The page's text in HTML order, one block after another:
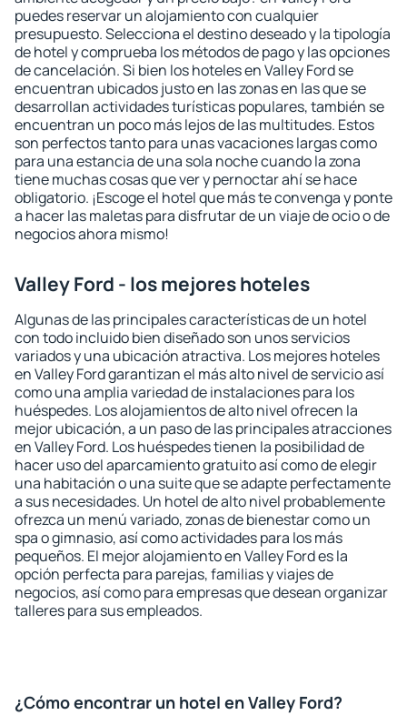
puedes reservar un alojamiento con cualquier
presupuesto. Selecciona el destino deseado y la tipología
de hotel y comprueba los métodos de pago y las opciones
de cancelación. Si bien los hoteles en Valley Ford se
encuentran ubicados justo en las zonas en las que se
desarrollan actividades turísticas populares, también se
encuentran un poco más lejos de las multitudes. Estos
son perfectos tanto para unas vacaciones largas como
para una estancia de una sola noche cuando la zona
tiene muchas cosas que ver y pernoctar ahí se hace
obligatorio. ¡Escoge el hotel que más te convenga y ponte
a hacer las maletas para disfrutar de un viaje de ocio o de
negocios ahora mismo!
Valley Ford - los mejores hoteles
Algunas de las principales características de un hotel
con todo incluido bien diseñado son unos servicios
variados y una ubicación atractiva. Los mejores hoteles
en Valley Ford garantizan el más alto nivel de servicio así
como una amplia variedad de instalaciones para los
huéspedes. Los alojamientos de alto nivel ofrecen la
mejor ubicación, a un paso de las principales atracciones
en Valley Ford. Los huéspedes tienen la posibilidad de
hacer uso del aparcamiento gratuito así como de elegir
una habitación o una suite que se adapte perfectamente
a sus necesidades. Un hotel de alto nivel probablemente
ofrezca un menú variado, zonas de bienestar como un
spa o gimnasio, así como actividades para los más
pequeños. El mejor alojamiento en Valley Ford es la
opción perfecta para parejas, familias y viajes de
negocios, así como para empresas que desean organizar
talleres para sus empleados.
¿Cómo encontrar un hotel en Valley Ford?